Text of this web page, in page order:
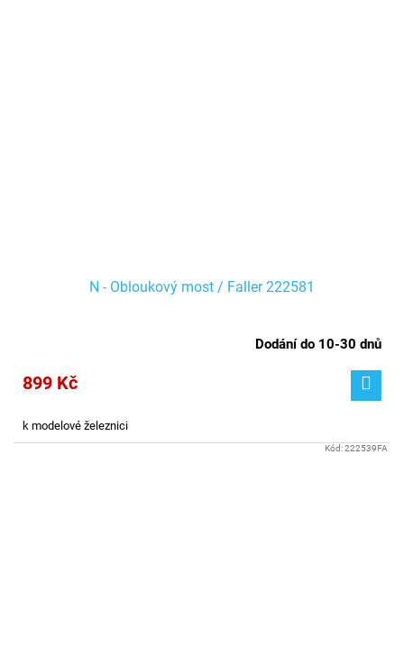
N - Obloukový most / Faller 222581
Dodání do 10-30 dnů
899 Kč
k modelové železnici
Kód:222539FA